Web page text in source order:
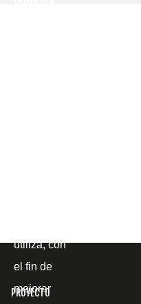
PROYECTO
utiliza, con
el fin de
mejorar